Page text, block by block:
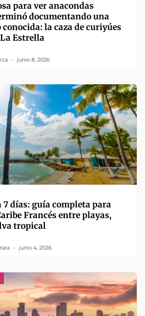
para ver anacondas
documentando una
la caza de curiyúes
Estrella
junio 8, 2026
7 días: guía completa para
Francés entre playas,
tropical
junio 4, 2026